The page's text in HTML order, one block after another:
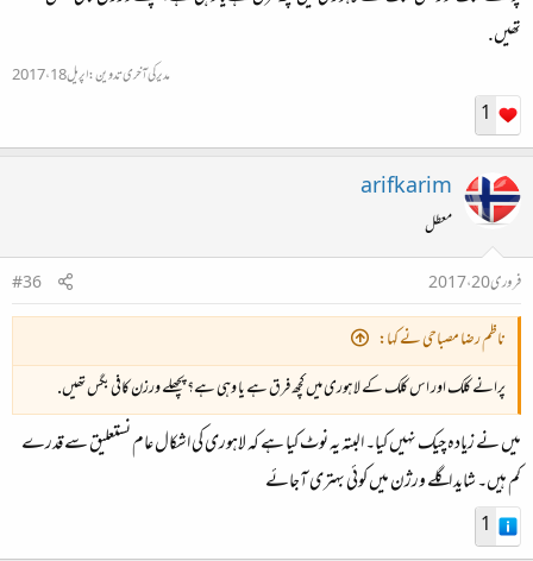
تھیں.
مدیر کی آخری تدوین:اپریل 18، 2017
1
arifkarim
معطل
فروری 20، 2017
#36
ناظم رضا مصباحی نے کہا:
پرانے کلک اور اس کلک کے لاہوری میں کچھ فرق ہے یا وہی ہے؟ پچھلے ورزن کافی بگس تھیں.
میں نے زیادہ چیک نہیں کیا۔ البتہ یہ نوٹ کیا ہے کہ لاہوری کی اشکال عام نستعلیق سے قدرے
کم ہیں۔ شاید اگلے ورژن میں کوئی بہتری آجائے
1